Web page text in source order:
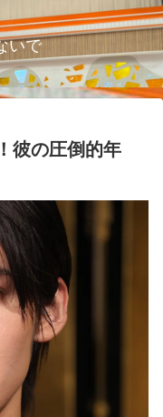
いで
彼の圧倒的年